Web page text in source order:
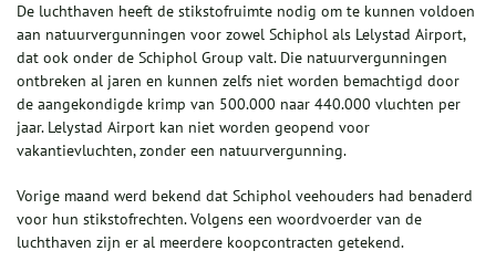
De luchthaven heeft de stikstofruimte nodig om te kunnen voldoen
aan natuurvergunningen voor zowel Schiphol als Lelystad Airport,
dat ook onder de Schiphol Group valt. Die natuurvergunningen
ontbreken al jaren en kunnen zelfs niet worden bemachtigd door
de aangekondigde krimp van 500.000 naar 440.000 vluchten per
jaar. Lelystad Airport kan niet worden geopend voor
vakantievluchten, zonder een natuurvergunning.
Vorige maand werd bekend dat Schiphol veehouders had benaderd
voor hun stikstofrechten. Volgens een woordvoerder van de
luchthaven zijn er al meerdere koopcontracten getekend.